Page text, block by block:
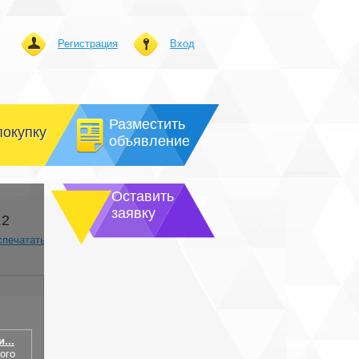
Вход
Регистрация
Разместить
объявление
Оставить
заявку